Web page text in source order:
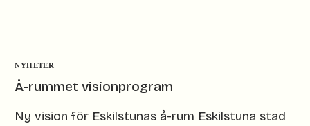
NYHETER
Å-rummet visionprogram
Ny vision för Eskilstunas å-rum Eskilstuna stad